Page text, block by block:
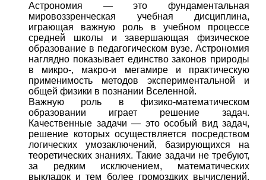
Астрономия — это фундаментальная
мировоззренческая учебная дисциплина,
играющая важную роль в учебном процессе
средней школы и завершающая физическое
образование в педагогическом вузе. Астрономия
наглядно показывает единство законов природы
в микро-, макро-и мегамире и практическую
применимость методов экспериментальной и
общей физики в познании Вселенной.
Важную роль в физико-математическом
образовании играет решение задач.
Качественные задачи — это особый вид задач,
решение которых осуществляется посредством
логических умозаключений, базирующихся на
теоретических знаниях. Такие задачи не требуют,
за редким исключением, математических
выкладок и тем более громоздких вычислений.